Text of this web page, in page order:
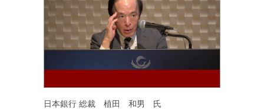
日本銀行 総裁 植田 和男 氏